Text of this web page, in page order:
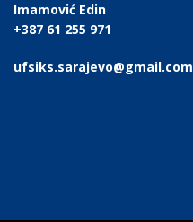
Imamović Edin
+387 61 255 971
ufsiks.sarajevo@gmail.com